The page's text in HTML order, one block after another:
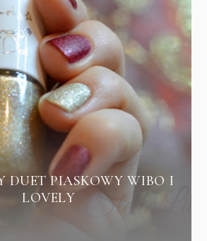
DUET PIASKOWY WIBO I
LOVELY